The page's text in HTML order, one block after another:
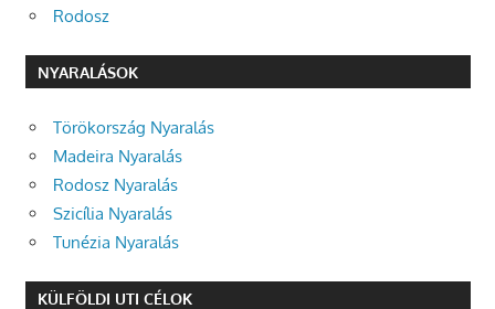
Rodosz
NYARALÁSOK
Törökország Nyaralás
Madeira Nyaralás
Rodosz Nyaralás
Szicília Nyaralás
Tunézia Nyaralás
KÜLFÖLDI UTI CÉLOK